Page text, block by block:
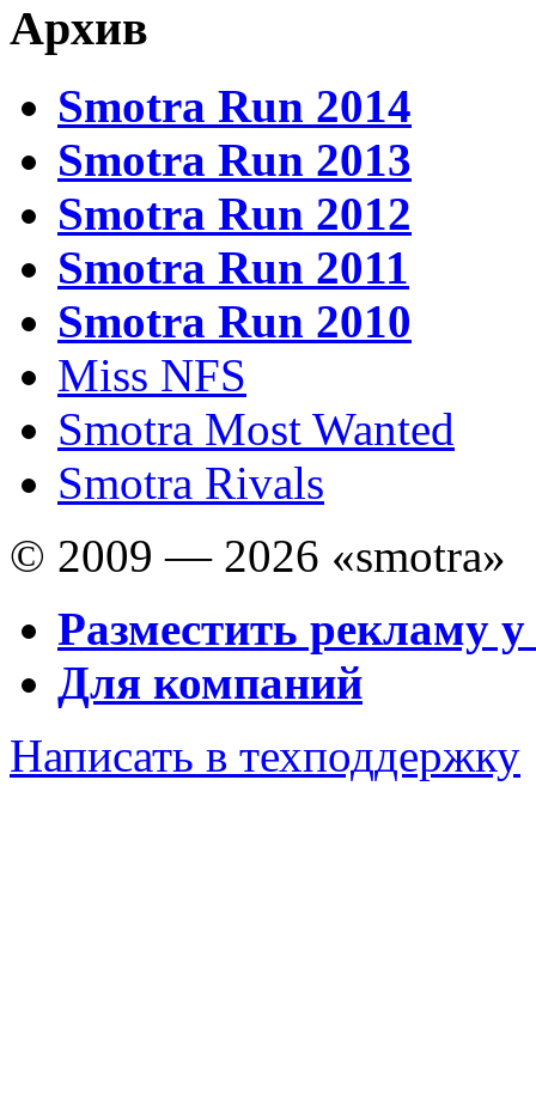
Архив
Smotra Run 2014
Smotra Run 2013
Smotra Run 2012
Smotra Run 2011
Smotra Run 2010
Miss NFS
Smotra Most Wanted
Smotra Rivals
© 2009 — 2026 «smotra»
Разместить рекламу у
Для компаний
Написать в техподдержку